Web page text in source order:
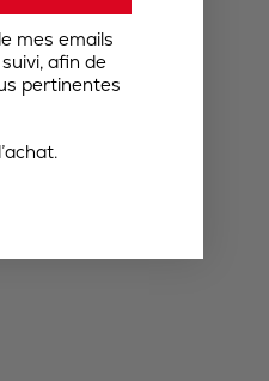
mes emails
afin de
pertinentes